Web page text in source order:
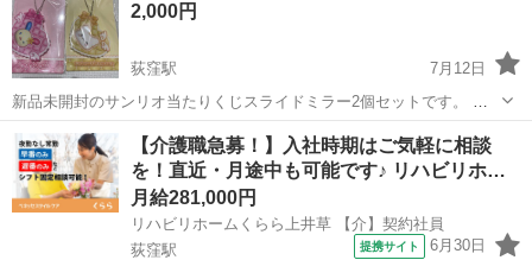
2,000円
荻窪駅
7月12日
新品未開封のサンリオ当たりくじスライドミラー2個セットです。 お
目当ての物ではなかったたため出品いたします。 単品･他のものとお
まとめでのお取引も承りますのでお気軽にご連絡ください。 平日
19:00以降か休日に新宿から荻窪駅...
東京 杉並区 荻窪駅 その他 スライド
【介護職急募！】入社時期はご気軽に相談
を！直近・月途中も可能です♪ リハビリホ…
月給281,000円
リハビリホームくらら上井草 【介】契約社員
荻窪駅
提携サイト 6月30日